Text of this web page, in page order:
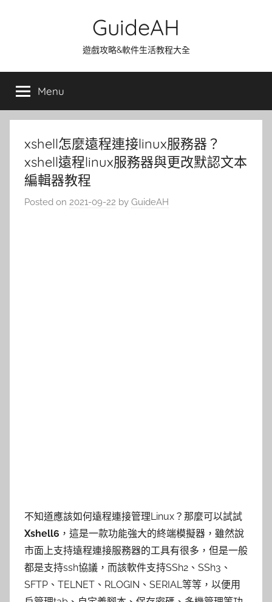
GuideAH
遊戲攻略&軟件生活教程大全
Menu
xshell怎麼遠程連接linux服務器？
xshell遠程linux服務器與更改默認文本
編輯器教程
Posted on 2021-09-22 by GuideAH
不知道應該如何遠程連接管理Linux？那麼可以試試
Xshell6 ，這是一款功能強大的終端模擬器，雖然說
市面上支持遠程連接服務器的工具有很多，但是一般
都是支持ssh協議，而該軟件支持SSh2、SSh3、
SFTP、TELNET、RLOGIN、SERIAL等等，以便用